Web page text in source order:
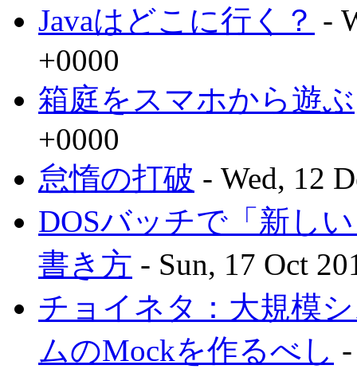
Javaはどこに行く？ -
+0000
箱庭をスマホから遊ぶ
+0000
怠惰の打破 - Wed, 12
DOSバッチで「新し
書き方 - Sun, 17 Oct
チョイネタ：大規模
ムのMockを作るべし